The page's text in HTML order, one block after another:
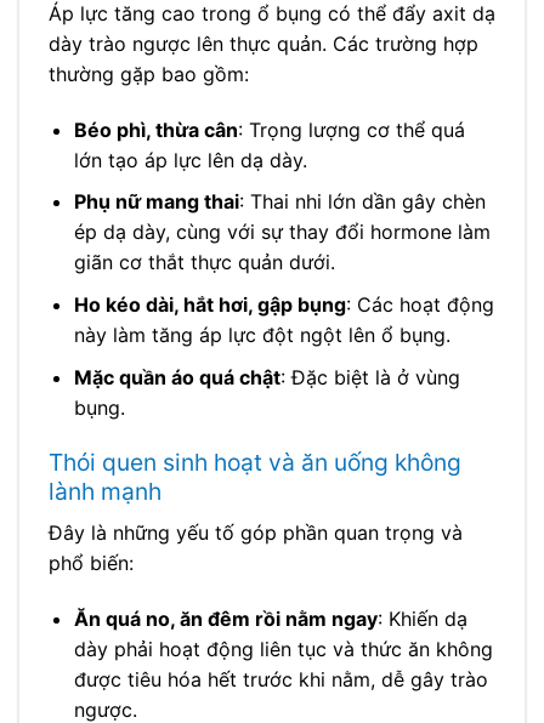
Áp lực tăng cao trong ổ bụng có thể đẩy axit dạ
dày trào ngược lên thực quản. Các trường hợp
thường gặp bao gồm:
Béo phì, thừa cân: Trọng lượng cơ thể quá
lớn tạo áp lực lên dạ dày.
Phụ nữ mang thai: Thai nhi lớn dần gây chèn
ép dạ dày, cùng với sự thay đổi hormone làm
giãn cơ thắt thực quản dưới.
Ho kéo dài, hắt hơi, gập bụng: Các hoạt động
này làm tăng áp lực đột ngột lên ổ bụng.
Mặc quần áo quá chật: Đặc biệt là ở vùng
bụng.
Thói quen sinh hoạt và ăn uống không
lành mạnh
Đây là những yếu tố góp phần quan trọng và
phổ biến:
Ăn quá no, ăn đêm rồi nằm ngay: Khiến dạ
dày phải hoạt động liên tục và thức ăn không
được tiêu hóa hết trước khi nằm, dễ gây trào
ngược.